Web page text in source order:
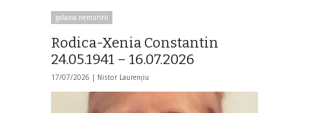
galaxia nemuririi
Rodica-Xenia Constantin
24.05.1941 – 16.07.2026
17/07/2026 | Nistor Laurențiu